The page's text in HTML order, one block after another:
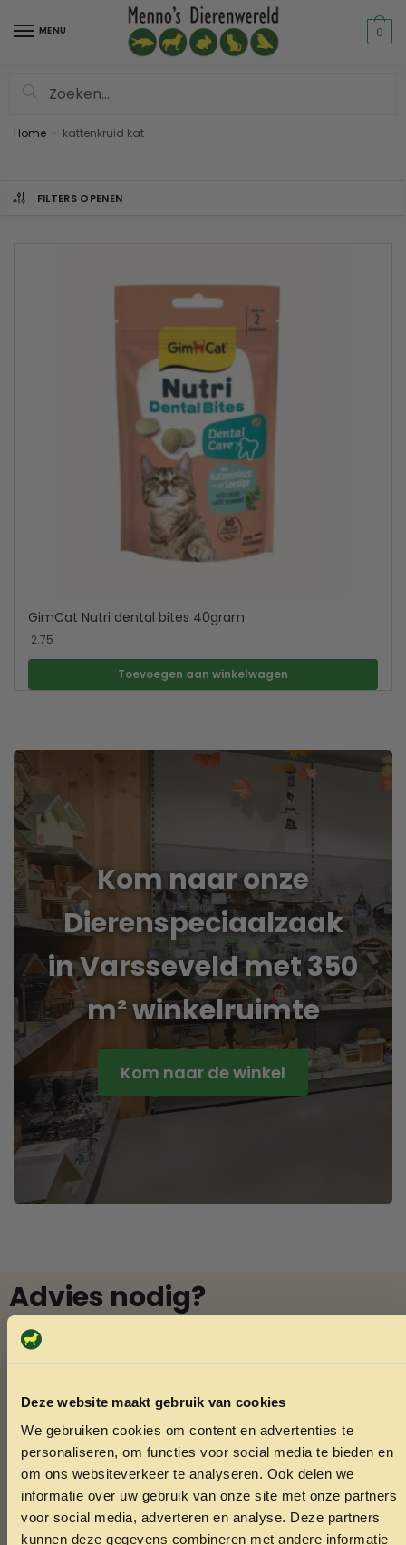
Deze website maakt gebruik van cookies
We gebruiken cookies om content en advertenties te
personaliseren, om functies voor social media te bieden en
om ons websiteverkeer te analyseren. Ook delen we
informatie over uw gebruik van onze site met onze partners
voor social media, adverteren en analyse. Deze partners
kunnen deze gegevens combineren met andere informatie
MENU 0
Home kattenkruid kat
FILTERS OPENEN
GimCat Nutri dental bites 40gram
2.75
Toevoegen aan winkelwagen
Kom naar onze
Dierenspeciaalzaak
in Varsseveld met 350
m² winkelruimte
Kom naar de winkel
Advies nodig?
Vraag het Menno
In onze winkel in Varsseveld helpt Menno u graag met
niet wat u zoekt? Menno kan het vaak voor u bestellen.
Ook voor het knippen van nagels van konijnen of cavia’s
bent u welkom.
Whatsapp
ONTVANG 5% KORTING OP
JE EERSTE BESTELLING!